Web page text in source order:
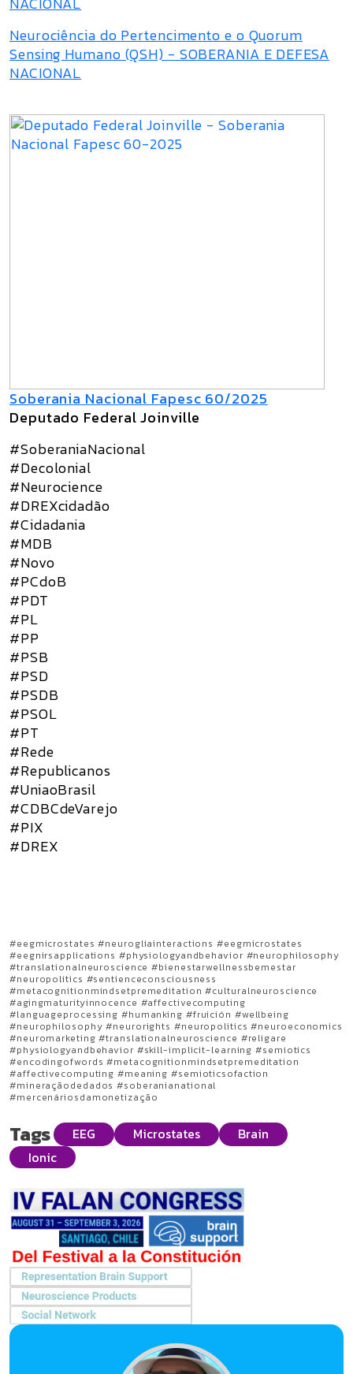
Neurociência do Pertencimento e o Quorum
Sensing Humano (QSH) - SOBERANIA E DEFESA
NACIONAL
Soberania Nacional Fapesc 60/2025
Deputado Federal Joinville
#SoberaniaNacional
#Decolonial
#Neurocience
#DREXcidadão
#Cidadania
#MDB
#Novo
#PCdoB
#PDT
#PL
#PP
#PSB
#PSD
#PSDB
#PSOL
#PT
#Rede
#Republicanos
#UniaoBrasil
#CDBCdeVarejo
#PIX
#DREX
#eegmicrostates #neurogliainteractions #eegmicrostates
#eegnirsapplications #physiologyandbehavior #neurophilosophy
#translationalneuroscience #bienestarwellnessbemestar
#neuropolitics #sentienceconsciousness
#metacognitionmindsetpremeditation #culturalneuroscience
#agingmaturityinnocence #affectivecomputing
#languageprocessing #humanking #fruición #wellbeing
#neurophilosophy #neurorights #neuropolitics #neuroeconomics
#neuromarketing #translationalneuroscience #religare
#physiologyandbehavior #skill-implicit-learning #semiotics
#encodingofwords #metacognitionmindsetpremeditation
#affectivecomputing #meaning #semioticsofaction
#mineraçãodedados #soberanianational
#mercenáriosdamonetização
Tags EEG Microstates
Brain
Ionic